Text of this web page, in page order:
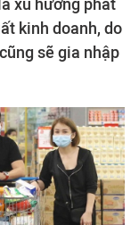
xu hướng phát
kinh doanh, do
sẽ gia nhập